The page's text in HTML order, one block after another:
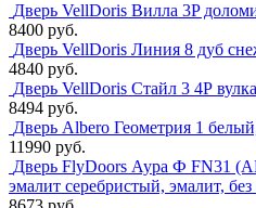
Дверь VellDoris Вилла 3P
8400 руб.
Дверь VellDoris Линия 8 дуб
4840 руб.
Дверь VellDoris Стайл 3 4Р
8494 руб.
Дверь Albero Геометрия 1
11990 руб.
Дверь FlyDoors Аура Ф FN31
эмалит серебристый, эмалит, без